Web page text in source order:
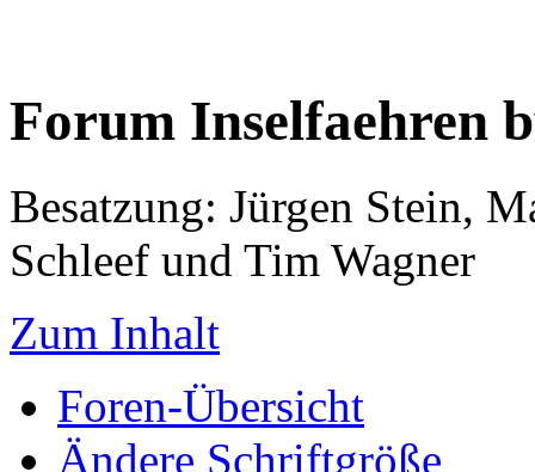
Forum Inselfaehren
Besatzung: Jürgen Stein,
Schleef und Tim Wagner
Zum Inhalt
Foren-Übersicht
Ändere Schriftgröße